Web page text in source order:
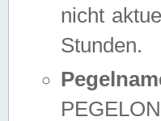
nicht
Stunden.